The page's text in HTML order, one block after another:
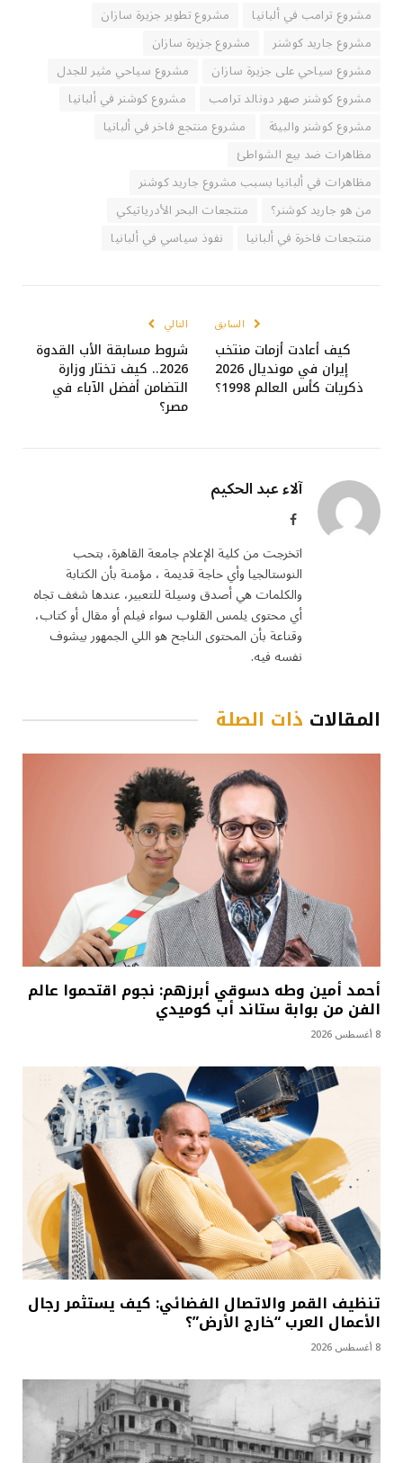
مشروع ترامب في ألبانيا
مشروع تطوير جزيرة سازان
مشروع جاريد كوشنر
مشروع جزيرة سازان
مشروع سياحي على جزيرة سازان
مشروع سياحي مثير للجدل
مشروع كوشنر صهر دونالد ترامب
مشروع كوشنر في ألبانيا
مشروع كوشنر والبيئة
مشروع منتجع فاخر في ألبانيا
مظاهرات ضد بيع الشواطئ
مظاهرات في ألبانيا بسبب مشروع جاريد كوشنر
من هو جاريد كوشنر؟
منتجعات البحر الأدرياتيكي
منتجعات فاخرة في ألبانيا
نفوذ سياسي في ألبانيا
السابق
كيف أعادت أزمات منتخب
إيران في مونديال 2026
ذكريات كأس العالم 1998؟
التالي
شروط مسابقة الأب القدوة
2026.. كيف تختار وزارة
التضامن أفضل الآباء في
مصر؟
آلاء عبد الحكيم
فيسبوك
اتخرجت من كلية الإعلام جامعة القاهرة، بتحب
النوستالجيا وأي حاجة قديمة ، مؤمنة بأن الكتابة
والكلمات هي أصدق وسيلة للتعبير، عندها شغف تجاه
أي محتوى يلمس القلوب سواء فيلم أو مقال أو كتاب،
وقناعة بأن المحتوى الناجح هو اللي الجمهور بيشوف
نفسه فيه.
المقالات ذات الصلة
أحمد أمين وطه دسوقي أبرزهم: نجوم اقتحموا عالم
الفن من بوابة ستاند أب كوميدي
8 أغسطس 2026
تنظيف القمر والاتصال الفضائي: كيف يستثمر رجال
الأعمال العرب “خارج الأرض”؟
8 أغسطس 2026